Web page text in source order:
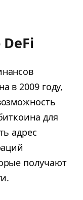
в 2009 году,
для
адрес
получают